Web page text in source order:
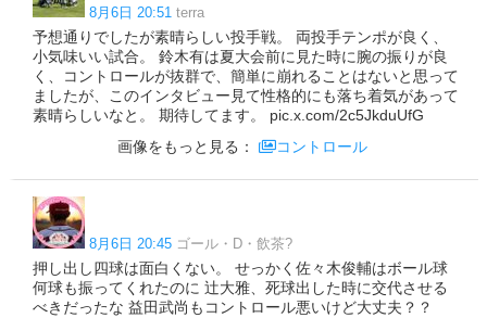
8月6日 20:51 terra
予想通りでしたが素晴らしい投手戦。 両投手テンポが良く、
小気味いい試合。 鈴木有は夏大会前に見た時に腕の振りが良
く、コントロールが抜群で、簡単に崩れることはないと思って
ましたが、このインタビュー見て性格的にも落ち着気があって
素晴らしいなと。 期待してます。 pic.x.com/2c5JkduUfG
画像をもっと見る：
コントロール
8月6日 20:45 ゴール・D・飲茶?
押し出し四球は面白くない。 せっかく佐々木俊輔はボール球
何球も振ってくれたのに 辻大雅、死球出した時に交代させる
べきだったな 益田武尚もコントロール悪いけど大丈夫？？